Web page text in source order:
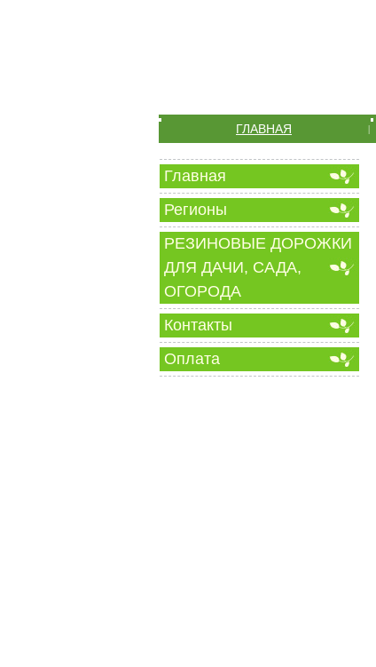
ГЛАВНАЯ |
Главная
Регионы
РЕЗИНОВЫЕ ДОРОЖКИ
ДЛЯ ДАЧИ, САДА,
ОГОРОДА
Контакты
Оплата